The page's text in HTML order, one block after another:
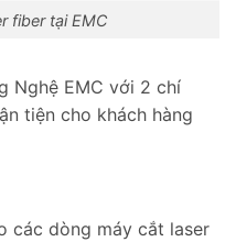
fiber tại EMC
Nghệ EMC với 2 chí
tiện cho khách hàng
các dòng máy cắt laser